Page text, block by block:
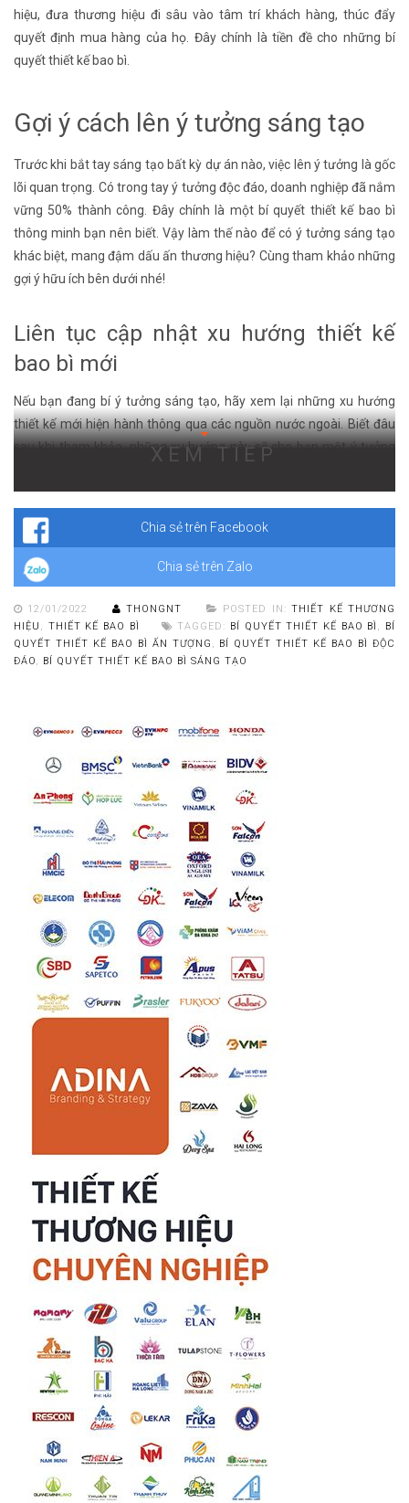
hiệu, đưa thương hiệu đi sâu vào tâm trí khách hàng, thúc đẩy
quyết định mua hàng của họ. Đây chính là tiền đề cho những bí
quyết thiết kế bao bì.
Gợi ý cách lên ý tưởng sáng tạo
Trước khi bắt tay sáng tạo bất kỳ dự án nào, việc lên ý tưởng là gốc
lõi quan trọng. Có trong tay ý tưởng độc đáo, doanh nghiệp đã nắm
vững 50% thành công. Đây chính là một bí quyết thiết kế bao bì
thông minh bạn nên biết. Vậy làm thế nào để có ý tưởng sáng tạo
khác biệt, mang đậm dấu ấn thương hiệu? Cùng tham khảo những
gợi ý hữu ích bên dưới nhé!
Liên tục cập nhật xu hướng thiết kế
bao bì mới
Nếu bạn đang bí ý tưởng sáng tạo, hãy xem lại những xu hướng
thiết kế mới hiện hành thông qua các nguồn nước ngoài. Biết đâu
sau khi tham khảo, những xu hướng này sẽ cho bạn một ý tưởng
hành hơn cả. Hãy ghi nhớ ngay ví quyết thiết kế bao bì sáng tạo này
nhé!
XEM TIẾP
Chia sẻ trên Facebook
Chia sẻ trên Zalo
12/01/2022 THONGNT POSTED IN:THIẾT KẾ THƯƠNG
HIỆU , THIẾT KẾ BAO BÌ TAGGED: BÍ QUYẾT THIẾT KẾ BAO BÌ , BÍ
QUYẾT THIẾT KẾ BAO BÌ ẤN TƯỢNG , BÍ QUYẾT THIẾT KẾ BAO BÌ ĐỘC
ĐÁO, BÍ QUYẾT THIẾT KẾ BAO BÌ SÁNG TẠO